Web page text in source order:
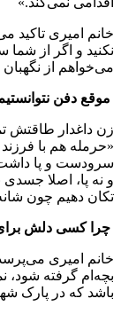
خانم امیری تاکید
نکنید و اگر از شما
می‌خواهم از
موقع دفن
زن داغدار طاقتش
«حرمله هم با
سرودست و پا
و نه پا، اصلا جسدی
تکان دهیم چون
چرا کسی دلش
خانم امیری
بچه‌ام گرفته شود،
باشد که در پارک